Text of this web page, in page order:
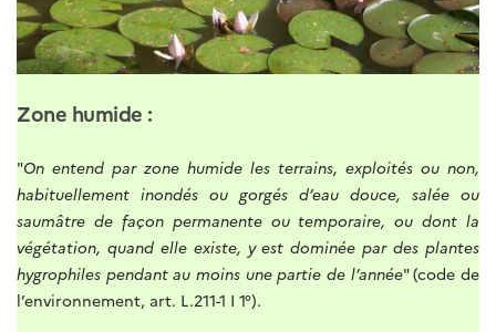
Zone humide :
"On entend par zone humide les terrains, exploités ou non,
habituellement inondés ou gorgés d’eau douce, salée ou
saumâtre de façon permanente ou temporaire, ou dont la
végétation, quand elle existe, y est dominée par des plantes
hygrophiles pendant au moins une partie de l’année" (code de
l’environnement, art. L.211-1 I 1°).